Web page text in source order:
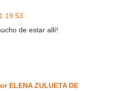
19:53
de estar allí!
ELENA ZULUETA DE